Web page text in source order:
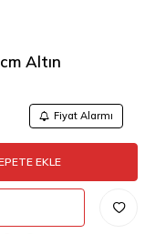
Altın
Fiyat Alarmı
EKLE